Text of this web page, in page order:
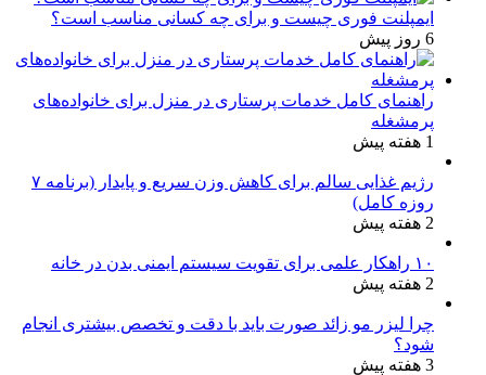
ایمپلنت فوری چیست و برای چه کسانی مناسب است؟
6 روز پیش
راهنمای کامل خدمات پرستاری در منزل برای خانواده‌های
پرمشغله
1 هفته پیش
رژیم غذایی سالم برای کاهش وزن سریع و پایدار (برنامه ۷
روزه کامل)
2 هفته پیش
۱۰ راهکار علمی برای تقویت سیستم ایمنی بدن در خانه
2 هفته پیش
چرا لیزر مو زائد صورت باید با دقت و تخصص بیشتری انجام
شود؟
3 هفته پیش